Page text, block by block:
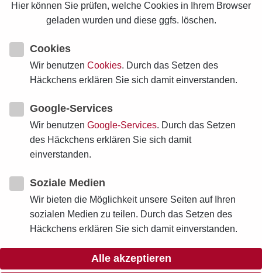
Beschreibung:
am 19. November 2026 in Salmünster
EKKW und der EKHN
Hier können Sie prüfen, welche Cookies in Ihrem Browser
geladen wurden und diese ggfs. löschen.
Cookies
Wir benutzen Cookies. Durch das Setzen des
Häckchens erklären Sie sich damit einverstanden.
Google-Services
Wir benutzen Google-Services. Durch das Setzen
des Häckchens erklären Sie sich damit
einverstanden.
Soziale Medien
Wir bieten die Möglichkeit unsere Seiten auf Ihren
sozialen Medien zu teilen. Durch das Setzen des
Häckchens erklären Sie sich damit einverstanden.
Alle akzeptieren